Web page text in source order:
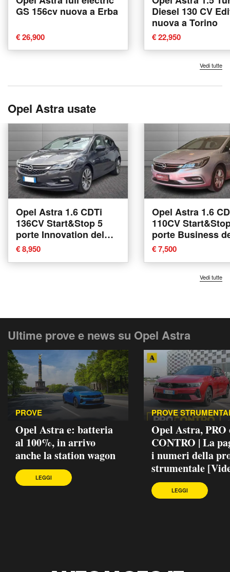
GS 156cv nuova a Erba
€ 26,900
Diesel 130 CV
nuova a Torino
€ 22,950
Vedi tutte
Opel Astra usate
Opel Astra 1.6 CDTi
136CV Start&Stop 5
porte Innovation del
2017 usata a Torino
€ 8,950
Opel Astra 1.6
110CV
porte Business
2017 usata a
€ 7,500
Vedi tutte
Ultime prove e news su Opel Astra
PROVE
Opel Astra e: batteria
al 100%, in arrivo
anche la station wagon
LEGGI
PROVE
Opel Astra, PRO
CONTRO | La
i numeri della
strumentale
LEGGI